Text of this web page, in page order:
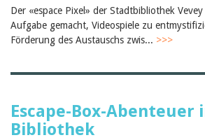
Der «espace Pixel» der Stadtbibliothek
Aufgabe gemacht, Videospiele zu
Förderung des Austauschs zwis... >>>
Escape-Box-Abenteuer
Bibliothek